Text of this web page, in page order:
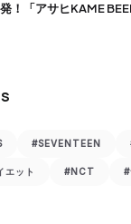
発！「アサヒKAME
#SEVENTEEN
エット #NCT #